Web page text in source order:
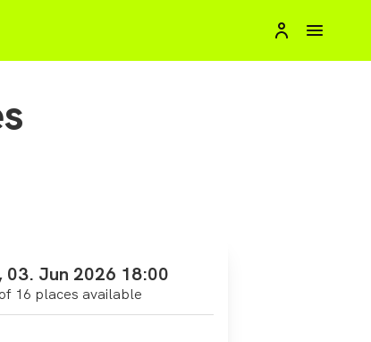
03. Jun 2026 18:00
16 places available